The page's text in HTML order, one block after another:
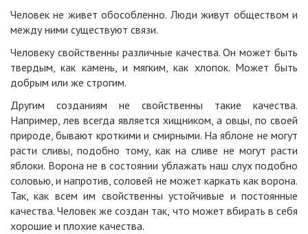
Человек не живет обособленно. Люди живут обществом и
между ними существуют связи.
Человеку свойственны различные качества. Он может быть
твердым, как камень, и мягким, как хлопок. Может быть
добрым или же строгим.
Другим созданиям не свойственны такие качества.
Например, лев всегда является хищником, а овцы, по своей
природе, бывают кроткими и смирными. На яблоне не могут
расти сливы, подобно тому, как на сливе не могут расти
яблоки. Ворона не в состоянии ублажать наш слух подобно
соловью, и напротив, соловей не может каркать как ворона.
Так, как всем им свойственны устойчивые и постоянные
качества. Человек же создан так, что может вбирать в себя
хорошие и плохие качества.